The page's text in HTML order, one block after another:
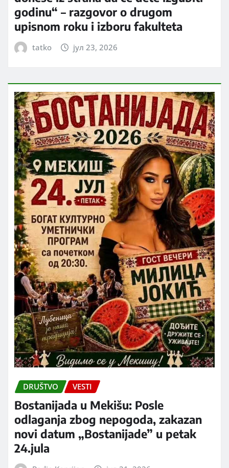
godinu“ – razgovor o drugom
upisnom roku i izboru fakulteta
tatko јул 23, 2026
DRUŠTVO VESTI
Bostanijada u Mekišu: Posle
odlaganja zbog nepogoda, zakazan
novi datum „Bostanijade” u petak
24.jula